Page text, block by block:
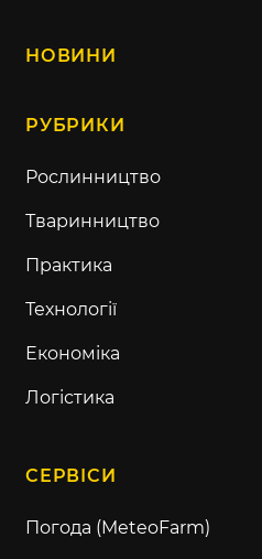
НОВИНИ
РУБРИКИ
Рослинництво
Тваринництво
Практика
Технології
Економіка
Логістика
СЕРВІСИ
Погода (MeteoFarm)